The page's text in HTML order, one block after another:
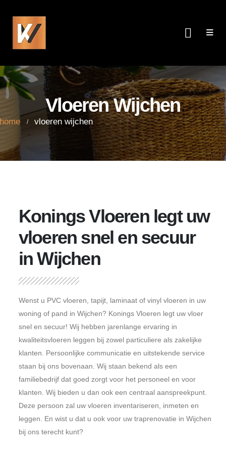
Vloeren Wijchen
vloeren wijchen
Vloeren Wijchen
home vloeren wijchen
Konings Vloeren legt uw
vloeren snel en secuur
in Wijchen
Wenst u PVC vloeren, tapijt, laminaat of vinyl vloeren in uw
woning of pand in Wijchen? Konings Vloeren legt uw vloer
snel en secuur! Wij hebben jarenlange ervaring in
kwaliteitsvloeren leggen bij zowel particuliere als zakelijke
klanten. Persoonlijke communicatie en uitstekende service
staan bij ons bovenaan. Wij staan bekend als een
familiebedrijf dat goed zorgt voor het personeel en voor
klanten. Wij bieden u dan ook een centraal aanspreekpunt.
Deze persoon zal uw vloeren inventariseren, inmeten en
leggen. En wist u dat u ook voor uw traprenovatie in Wijchen
bij ons terecht kunt?